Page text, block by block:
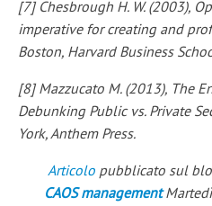
[7] Chesbrough H. W. (2003),
imperative for creating and
Boston, Harvard Business
[8] Mazzucato M. (2013), The
Debunking Public vs. Private
York, Anthem Press.
Articolo pubblicato sul
CAOS management